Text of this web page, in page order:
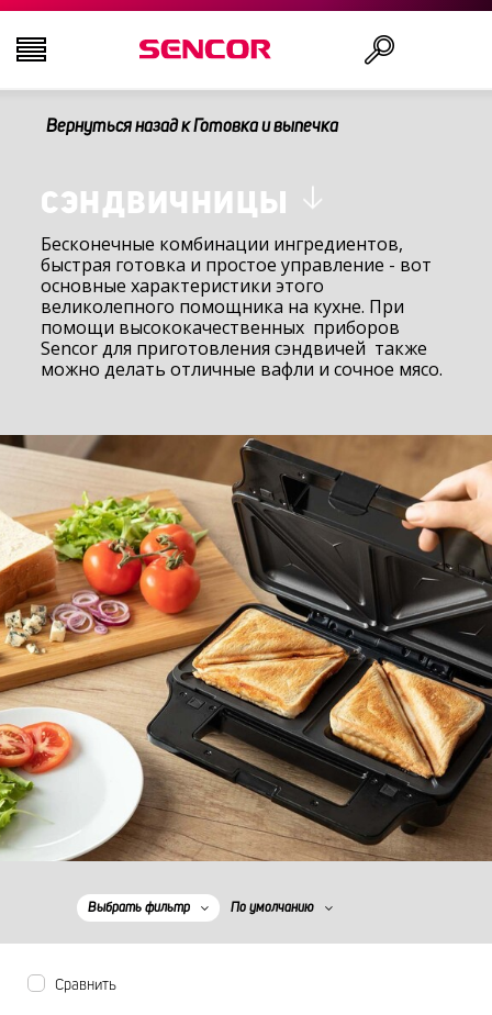
ТЕЛЕВИЗОРЫ
АУДИО-ВИДЕО
КУХНЯ
БЫТОВАЯ ТЕХНИКА
ОФИС И КАБЕЛИ
Вернуться назад к Готовка и выпечка
СЭНДВИЧНИЦЫ
Бесконечные комбинации ингредиентов,
быстрая готовка и простое управление - вот
основные характеристики этого
великолепного помощника на кухне. При
помощи высококачественных приборов
Sencor для приготовления сэндвичей также
можно делать отличные вафли и сочное мясо.
Выбрать фильтр По умолчанию
Сравнить